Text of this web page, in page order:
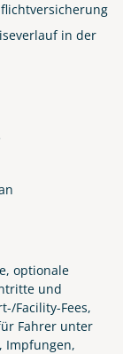
in der
optionale
und
Facility-Fees,
Fahrer unter
Impfungen,